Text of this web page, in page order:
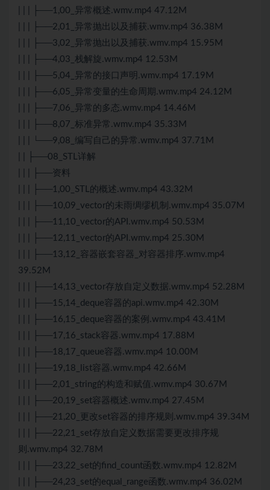
| | | ├──1,00_异常概述.wmv.mp4 47.12M
| | | ├──2,01_异常抛出以及捕获.wmv.mp4 36.38M
| | | ├──3,02_异常抛出以及捕获.wmv.mp4 15.95M
| | | ├──4,03_栈解旋.wmv.mp4 12.53M
| | | ├──5,04_异常的接口声明.wmv.mp4 17.19M
| | | ├──6,05_异常变量的生命周期.wmv.mp4 24.12M
| | | ├──7,06_异常的多态.wmv.mp4 14.46M
| | | ├──8,07_标准异常.wmv.mp4 35.33M
| | | └──9,08_编写自己的异常.wmv.mp4 37.71M
| | ├──08_STL详解
| | | ├──资料
| | | ├──1,00_STL的概述.wmv.mp4 43.32M
| | | ├──10,09_vector的未雨绸缪机制.wmv.mp4 35.07M
| | | ├──11,10_vector的API.wmv.mp4 50.53M
| | | ├──12,11_vector的API.wmv.mp4 25.30M
| | | ├──13,12_容器嵌套容器_对容器排序.wmv.mp4
39.52M
| | | ├──14,13_vector存放自定义数据.wmv.mp4 52.28M
| | | ├──15,14_deque容器的api.wmv.mp4 42.30M
| | | ├──16,15_deque容器的案例.wmv.mp4 43.41M
| | | ├──17,16_stack容器.wmv.mp4 17.88M
| | | ├──18,17_queue容器.wmv.mp4 10.00M
| | | ├──19,18_list容器.wmv.mp4 42.66M
| | | ├──2,01_string的构造和赋值.wmv.mp4 30.67M
| | | ├──20,19_set容器概述.wmv.mp4 27.45M
| | | ├──21,20_更改set容器的排序规则.wmv.mp4 39.34M
| | | ├──22,21_set存放自定义数据需要更改排序规
则.wmv.mp4 32.78M
| | | ├──23,22_set的find_count函数.wmv.mp4 12.82M
| | | ├──24,23_set的equal_range函数.wmv.mp4 36.02M